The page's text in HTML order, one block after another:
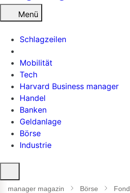
Menü
Schlagzeilen
Mobilität
Tech
Harvard Business manager
Handel
Banken
Geldanlage
Börse
Industrie
öffnen
manager magazin Börse